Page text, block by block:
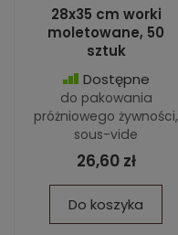
28x35 cm worki
moletowane, 50
sztuk
Dostępne
do pakowania
próżniowego żywności,
sous-vide
26,60 zł
Do koszyka